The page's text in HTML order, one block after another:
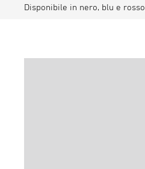
Disponibile in nero, blu e rosso